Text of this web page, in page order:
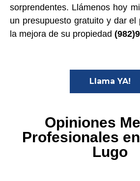
sorprendentes. Llámenos hoy
un presupuesto gratuito y dar el
la mejora de su propiedad
Llama YA!
Opiniones
Profesionales
Lugo